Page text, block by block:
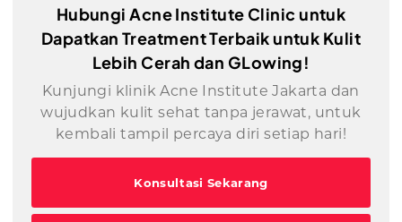
Hubungi Acne Institute Clinic untuk
Dapatkan Treatment Terbaik untuk Kulit
Lebih Cerah dan GLowing!
Kunjungi klinik Acne Institute Jakarta dan
wujudkan kulit sehat tanpa jerawat, untuk
kembali tampil percaya diri setiap hari!
Konsultasi Sekarang